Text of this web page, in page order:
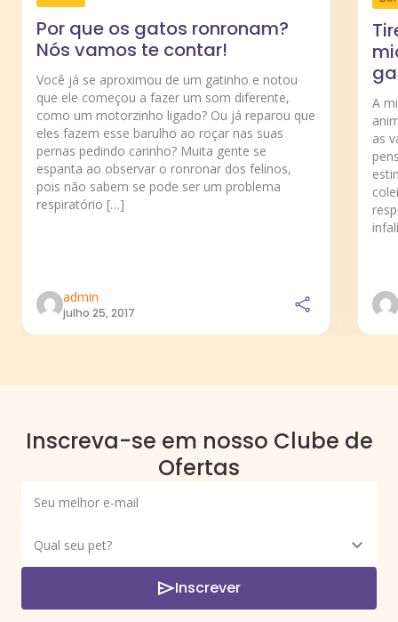
Por que os gatos ronronam?
Nós vamos te contar!
Você já se aproximou de um gatinho e notou
que ele começou a fazer um som diferente,
como um motorzinho ligado? Ou já reparou que
eles fazem esse barulho ao roçar nas suas
pernas pedindo carinho? Muita gente se
espanta ao observar o ronronar dos felinos,
pois não sabem se pode ser um problema
respiratório […]
admin
julho 25, 2017
A
as
Inscreva-se em nosso Clube de
Ofertas
Inscrever